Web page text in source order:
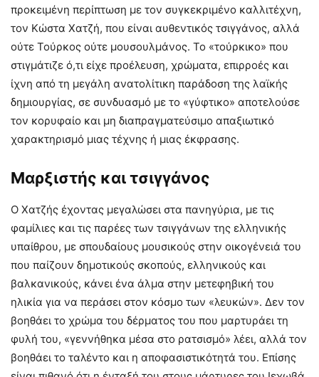
προκειμένη περίπτωση με τον συγκεκριμένο καλλιτέχνη,
τον Κώστα Χατζή, που είναι αυθεντικός τσιγγάνος, αλλά
ούτε Τούρκος ούτε μουσουλμάνος. Το «τούρκικο» που
στιγμάτιζε ό,τι είχε προέλευση, χρώματα, επιρροές και
ίχνη από τη μεγάλη ανατολίτικη παράδοση της λαϊκής
δημιουργίας, σε συνδυασμό με το «γύφτικο» αποτελούσε
τον κορυφαίο και μη διαπραγματεύσιμο απαξιωτικό
χαρακτηρισμό μιας τέχνης ή μιας έκφρασης.
Μαρξιστής και τσιγγάνος
Ο Χατζής έχοντας μεγαλώσει στα πανηγύρια, με τις
φαμίλιες και τις παρέες των τσιγγάνων της ελληνικής
υπαίθρου, με σπουδαίους μουσικούς στην οικογένειά του
που παίζουν δημοτικούς σκοπούς, ελληνικούς και
βαλκανικούς, κάνει ένα άλμα στην μετεφηβική του
ηλικία για να περάσει στον κόσμο των «λευκών». Δεν τον
βοηθάει το χρώμα του δέρματος του που μαρτυράει τη
φυλή του, «γεννήθηκα μέσα στο ρατσισμό» λέει, αλλά τον
βοηθάει το ταλέντο και η αποφασιστικότητά του. Επίσης